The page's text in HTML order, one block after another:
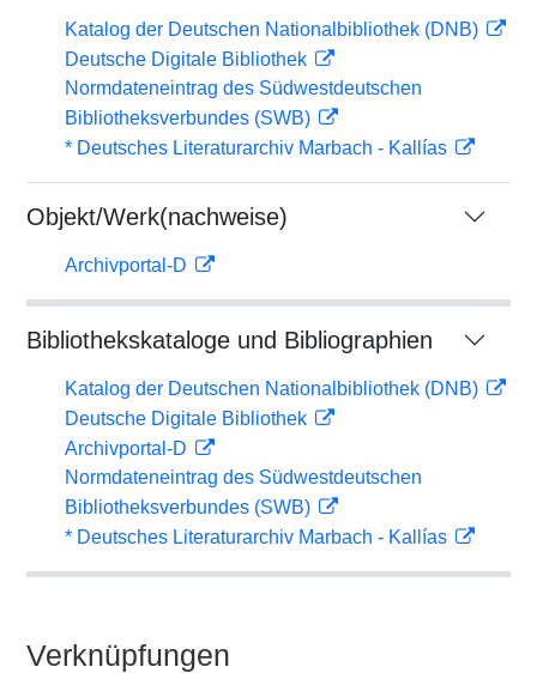
Katalog der Deutschen Nationalbibliothek (DNB)
Deutsche Digitale Bibliothek
Normdateneintrag des Südwestdeutschen
Bibliotheksverbundes (SWB)
* Deutsches Literaturarchiv Marbach - Kallías
Objekt/Werk(nachweise)
Archivportal-D
Bibliothekskataloge und Bibliographien
Katalog der Deutschen Nationalbibliothek (DNB)
Deutsche Digitale Bibliothek
Archivportal-D
Normdateneintrag des Südwestdeutschen
Bibliotheksverbundes (SWB)
* Deutsches Literaturarchiv Marbach - Kallías
Verknüpfungen